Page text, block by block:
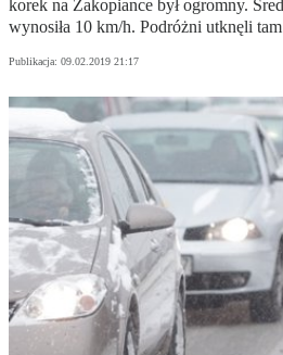
korek na Zakopiance był ogromny.
wynosiła 10 km/h. Podróżni utknęli
Publikacja: 09.02.2019 21:17